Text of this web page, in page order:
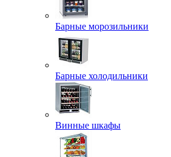
Барные морозильники
Барные холодильники
Винные шкафы